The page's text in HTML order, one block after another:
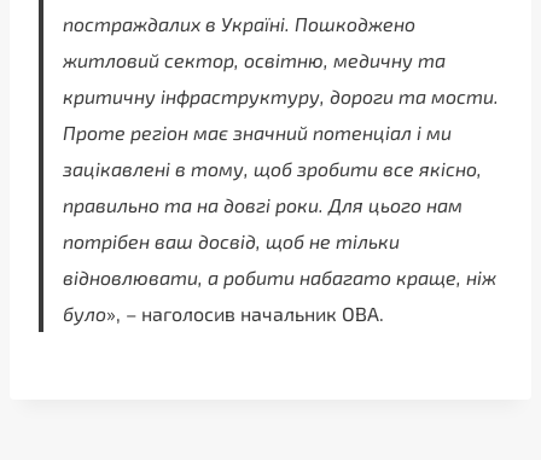
постраждалих в Україні. Пошкоджено
житловий сектор, освітню, медичну та
критичну інфраструктуру, дороги та мости.
Проте регіон має значний потенціал і ми
зацікавлені в тому, щоб зробити все якісно,
правильно та на довгі роки. Для цього нам
потрібен ваш досвід, щоб не тільки
відновлювати, а робити набагато краще, ніж
було», – наголосив начальник ОВА.